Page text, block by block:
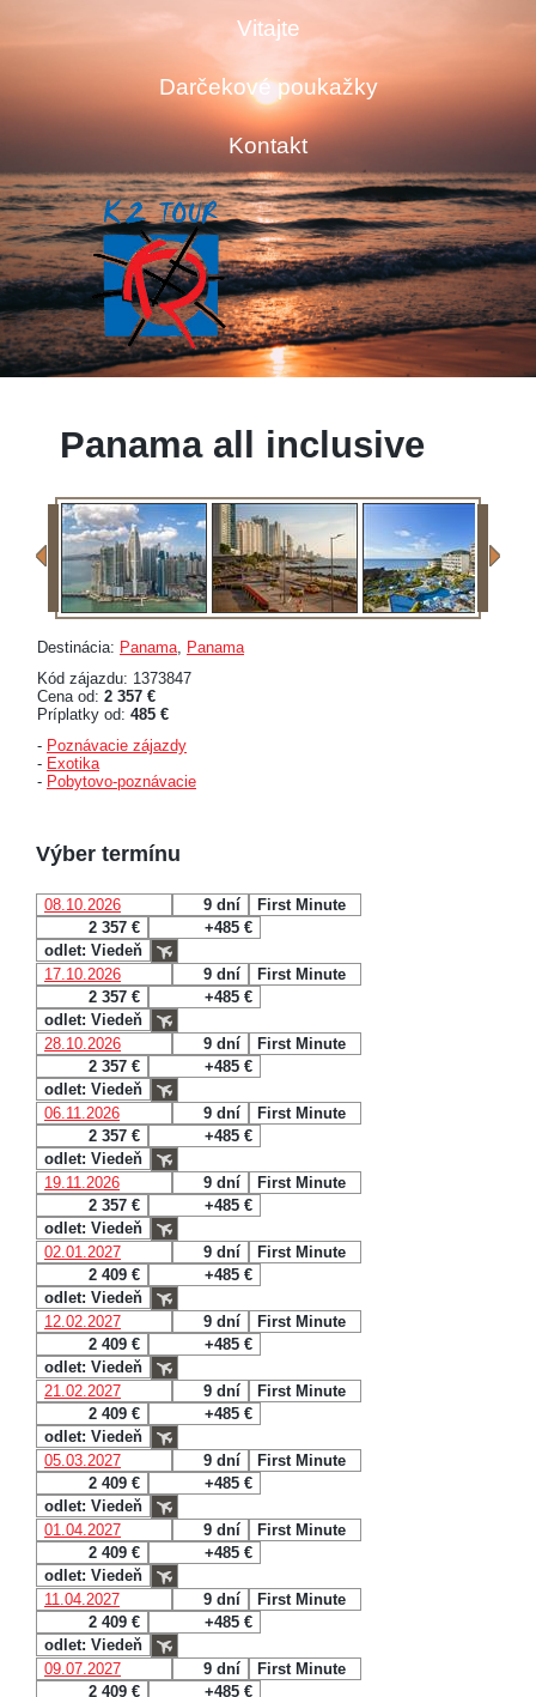
Vitajte
Darčekové poukažky
Kontakt
Panama all inclusive
Destinácia: Panama, Panama
Kód zájazdu: 1373847
Cena od: 2 357 €
Príplatky od: 485 €
- Poznávacie zájazdy
- Exotika
- Pobytovo-poznávacie
Výber termínu
08.10.2026 9 dní
First Minute
2 357 €
+485 €
odlet: Viedeň
17.10.2026
9 dní
First Minute
2 357 €
+485 €
odlet: Viedeň
28.10.2026
9 dní
First Minute
2 357 €
+485 €
odlet: Viedeň
06.11.2026
9 dní
First Minute
2 357 €
+485 €
odlet: Viedeň
19.11.2026
9 dní
First Minute
2 357 €
+485 €
odlet: Viedeň
02.01.2027
9 dní
First Minute
2 409 €
+485 €
odlet: Viedeň
12.02.2027
9 dní
First Minute
2 409 €
+485 €
odlet: Viedeň
21.02.2027
9 dní
First Minute
2 409 €
+485 €
odlet: Viedeň
05.03.2027
9 dní
First Minute
2 409 €
+485 €
odlet: Viedeň
01.04.2027
9 dní
First Minute
2 409 €
+485 €
odlet: Viedeň
11.04.2027
9 dní
First Minute
2 409 €
+485 €
odlet: Viedeň
09.07.2027
9 dní
First Minute
2 409 €
+485 €